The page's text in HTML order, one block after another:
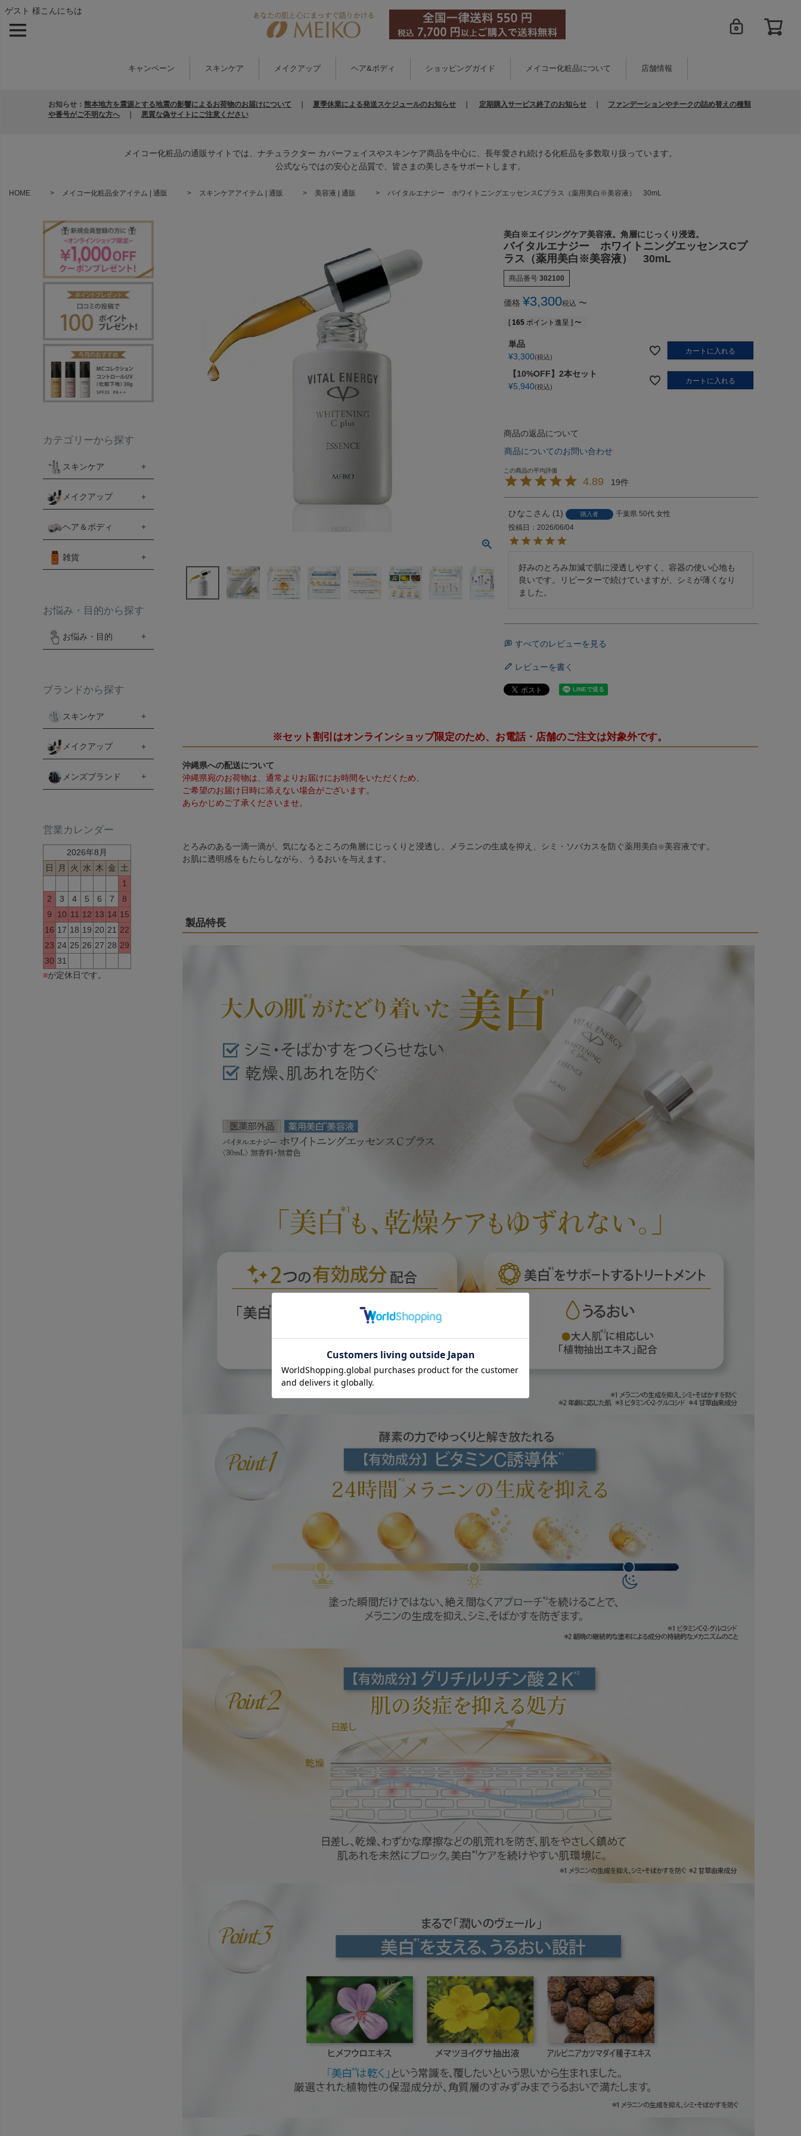
ゲスト 様こんにちは
キャンペーン スキンケア メイクアップ ヘア&ボディ ショッピングガイド メイコー化粧品について 店舗情報
お知らせ： 熊本地方を震源とする地震の影響によるお荷物のお届けについて 夏季休業による発送スケジュールのお知らせ 定期購入サービス終了のお知らせ
ファンデーションやチークの詰め替えの種類
や番号がご不明な方へ
悪質な偽サイトにご注意ください
メイコー化粧品の通販サイトでは、ナチュラクター カバーフェイスやスキンケア商品を中心に、長年愛され続ける化粧品を多数取り扱っています。
公式ならではの安心と品質で、皆さまの美しさをサポートします。
HOME メイコー化粧品全アイテム | 通販 スキンケアアイテム | 通販 美容液 | 通販 バイタルエナジー ホワイトニングエッセンスCプラス（薬用美白※美容液） 30mL
カテゴリーから探す
スキンケア
メイクアップ
ヘア＆ボディ
雑貨
お悩み・目的から探す
お悩み・目的
ブランドから探す
スキンケア
メイクアップ
メンズブランド
営業カレンダー
2026年8月
日
月 火 水 木 金 土
1
2
3 4 5 6 7
8
9
10 11 12 13 14 15
16 17 18 19 20 21 22
23 24 25 26 27 28 29
30 31
■が定休日です。
美白※エイジングケア美容液。角層にじっくり浸透。
バイタルエナジー ホワイトニングエッセンスCプ
ラス（薬用美白※美容液） 30mL
商品番号 302100
価格 ¥3,300税込 〜
[ 165 ポイント進呈 ] 〜
単品
¥3,300 税込
カートに入れる
【10%OFF】2本セット
¥5,940 税込
カートに入れる
商品の返品について
商品についてのお問い合わせ
4.89 19
ひなこ 1 購入者 千葉県 50代 女性
投稿日
2026/06/04
好みのとろみ加減で肌に浸透しやすく、容器の使い心地も
良いです。リピーターで続けていますが、シミが薄くなり
ました。
すべてのレビューを見る
レビューを書く
※セット割引はオンラインショップ限定のため、お電話・店舗のご注文は対象外です。
沖縄県への配送について
沖縄県宛のお荷物は、通常よりお届けにお時間をいただくため、
ご希望のお届け日時に添えない場合がございます。
あらかじめご了承くださいませ。
とろみのある一滴一滴が、気になるところの角層にじっくりと浸透し、メラニンの生成を抑え、シミ・ソバカスを防ぐ薬用美白 ※美容液です。
お肌に透明感をもたらしながら、うるおいを与えます。
製品特長